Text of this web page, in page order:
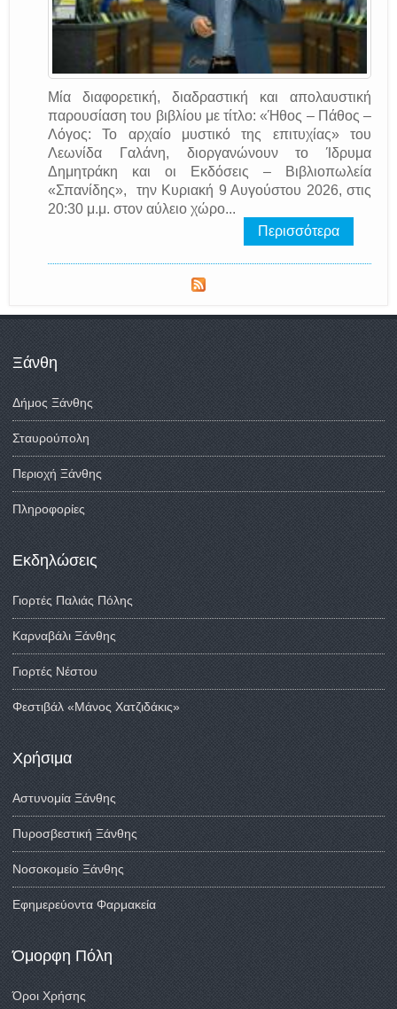
Μία διαφορετική, διαδραστική και απολαυστική
παρουσίαση του βιβλίου με τίτλο: «Ήθος – Πάθος –
Λόγος: Το αρχαίο μυστικό της επιτυχίας» του
Λεωνίδα Γαλάνη, διοργανώνουν το Ίδρυμα
Δημητράκη και οι Εκδόσεις – Βιβλιοπωλεία
«Σπανίδης», την Κυριακή 9 Αυγούστου 2026, στις
20:30 μ.μ. στον αύλειο χώρο...
Περισσότερα
Ξάνθη
Δήμος Ξάνθης
Σταυρούπολη
Περιοχή Ξάνθης
Πληροφορίες
Εκδηλώσεις
Γιορτές Παλιάς Πόλης
Καρναβάλι Ξάνθης
Γιορτές Νέστου
Φεστιβάλ «Μάνος Χατζιδάκις»
Χρήσιμα
Αστυνομία Ξάνθης
Πυροσβεστική Ξάνθης
Νοσοκομείο Ξάνθης
Εφημερεύοντα Φαρμακεία
Όμορφη Πόλη
Όροι Χρήσης